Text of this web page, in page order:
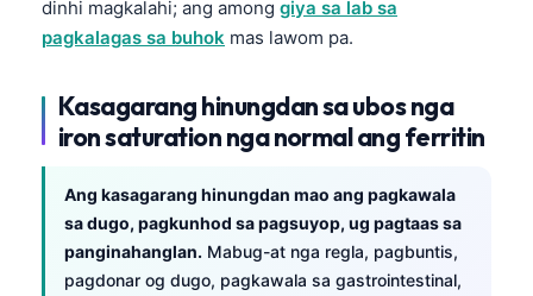
dinhi magkalahi; ang among giya sa lab sa
pagkalagas sa buhok mas lawom pa.
Kasagarang hinungdan sa ubos nga
iron saturation nga normal ang ferritin
Ang kasagarang hinungdan mao ang pagkawala
sa dugo, pagkunhod sa pagsuyop, ug pagtaas sa
panginahanglan. Mabug-at nga regla, pagbuntis,
pagdonar og dugo, pagkawala sa gastrointestinal,